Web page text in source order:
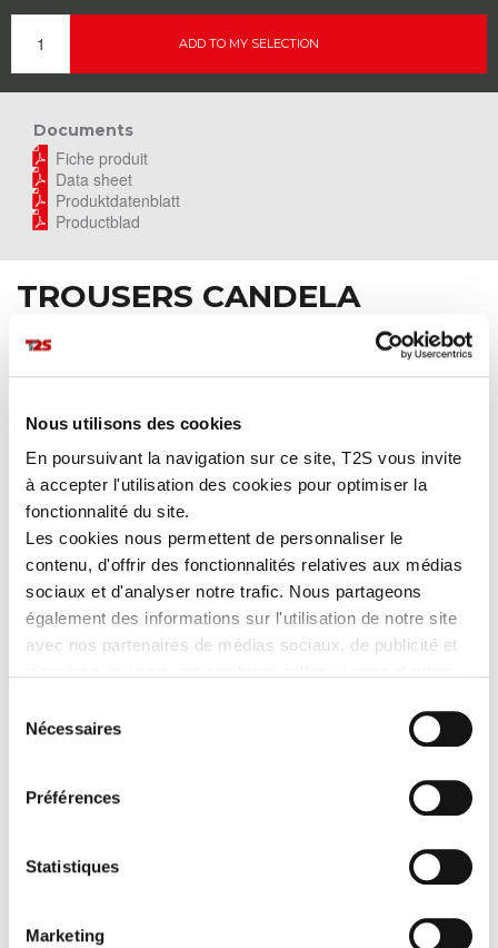
Nous utilisons des cookies
En poursuivant la navigation sur ce site, T2S vous invite
à accepter l'utilisation des cookies pour optimiser la
fonctionnalité du site.
Les cookies nous permettent de personnaliser le
contenu, d'offrir des fonctionnalités relatives aux médias
sociaux et d'analyser notre trafic. Nous partageons
également des informations sur l'utilisation de notre site
avec nos partenaires de médias sociaux, de publicité et
collectées lors de votre utilisation de leurs services.
Nécessaires
Préférences
Statistiques
Marketing
ADD TO MY SELECTION
Documents
Fiche produit
Data sheet
Produktdatenblatt
Productblad
TROUSERS CANDELA
Our CANDELA trousers combines c omfort and practicality
cotton, 45% polyester).
The high back with back protection, slim fit and the stretch-
knit comfort triangleensure maximum freedom of movement
and protection.
With its many pockets, this high-visibility garment is also
functional.
LEARN MORE
Ultra confortable:
55% cotton, 45% polyester fabric.
Industrial washing possible.